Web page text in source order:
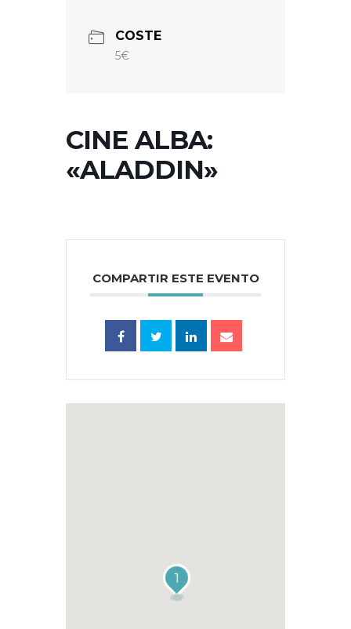
COSTE
5€
CINE ALBA:
«ALADDIN»
COMPARTIR ESTE EVENTO
1